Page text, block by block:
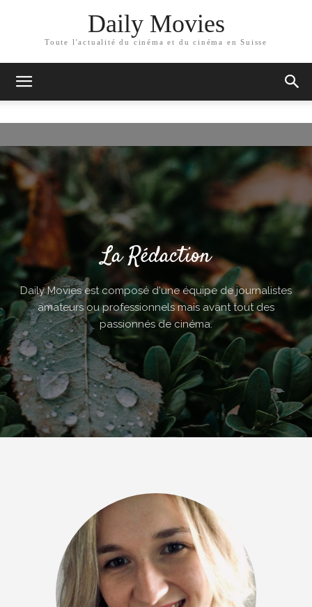
Daily Movies
Toute l'actualité du cinéma et du cinéma en Suisse
La Rédaction
Daily Movies est composé d'une équipe de journalistes
amateurs ou professionnels mais avant tout des
passionnés de cinéma.